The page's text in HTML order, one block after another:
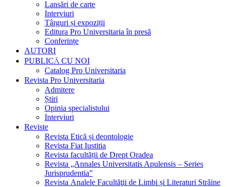
Lansări de carte
Interviuri
Târguri și expoziții
Editura Pro Universitaria în presă
Conferințe
AUTORI
PUBLICĂ CU NOI
Catalog Pro Universitaria
Revista Pro Universitaria
Admitere
Știri
Opinia specialistului
Interviuri
Reviste
Revista Etică și deontologie
Revista Fiat Iustitia
Revista facultății de Drept Oradea
Revista „Annales Universitatis Apulensis – Series
Jurisprudentia”
Revista Analele Facultăţii de Limbi și Literaturi Străine